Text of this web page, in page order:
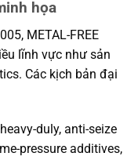
họa
METAL-FREE
lĩnh vực như sản
Các kịch bản đại
duly, anti-seize
pressure additives,